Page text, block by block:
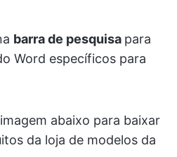
barra de pesquisa para
Word específicos para
abaixo para baixar
da loja de modelos da